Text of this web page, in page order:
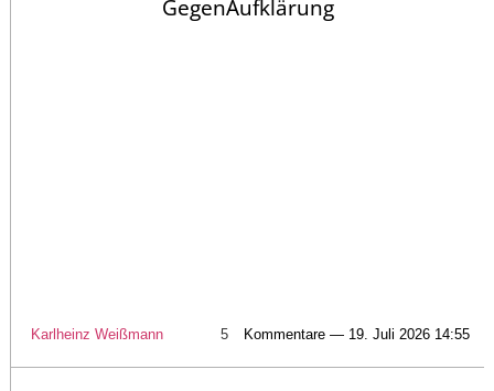
GegenAufklärung
Karlheinz Weißmann 5 Kommentare — 19. Juli 2026 14:55